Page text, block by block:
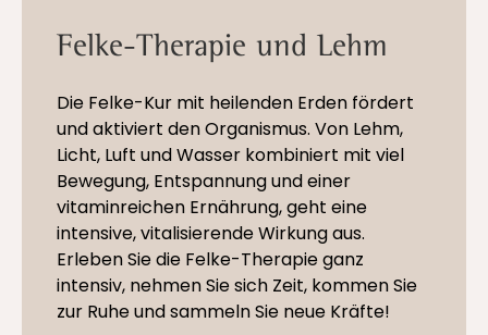
Felke-Therapie und Lehm
Die Felke-Kur mit heilenden Erden fördert
und aktiviert den Organismus. Von Lehm,
Licht, Luft und Wasser kombiniert mit viel
Bewegung, Entspannung und einer
vitaminreichen Ernährung, geht eine
intensive, vitalisierende Wirkung aus.
Erleben Sie die Felke-Therapie ganz
intensiv, nehmen Sie sich Zeit, kommen Sie
zur Ruhe und sammeln Sie neue Kräfte!